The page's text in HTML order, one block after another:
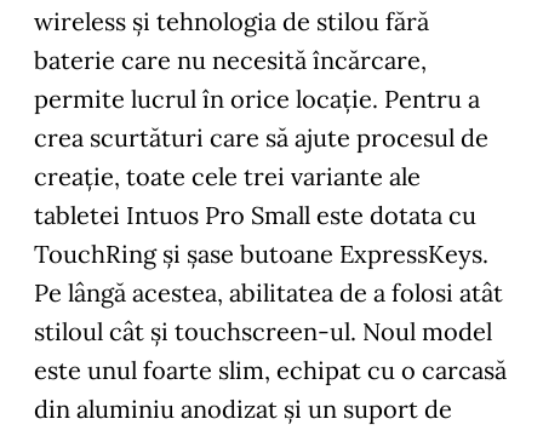
wireless și tehnologia de stilou fără
baterie care nu necesită încărcare,
permite lucrul în orice locaţie. Pentru a
crea scurtături care să ajute procesul de
creație, toate cele trei variante ale
tabletei Intuos Pro Small este dotata cu
TouchRing și șase butoane ExpressKeys.
Pe lângă acestea, abilitatea de a folosi atât
stiloul cât și touchscreen-ul. Noul model
este unul foarte slim, echipat cu o carcasă
din aluminiu anodizat și un suport de